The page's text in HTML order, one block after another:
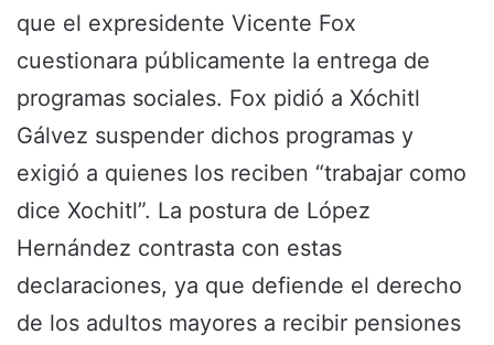
que el expresidente Vicente Fox
cuestionara públicamente la entrega de
programas sociales. Fox pidió a Xóchitl
Gálvez suspender dichos programas y
exigió a quienes los reciben “trabajar como
dice Xochitl”. La postura de López
Hernández contrasta con estas
declaraciones, ya que defiende el derecho
de los adultos mayores a recibir pensiones